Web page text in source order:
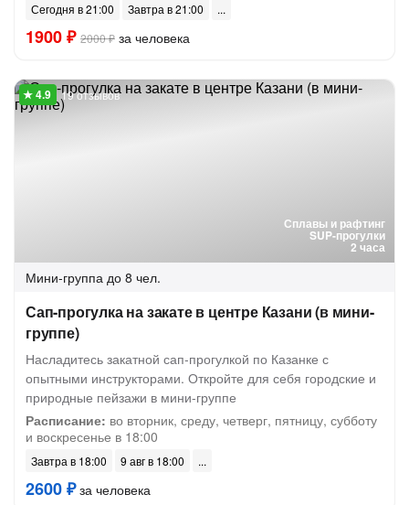
Сегодня в 21:00 Завтра в 21:00
1900 ₽ 2000 ₽ за человека
Сплавы и рафтинг
SUP-прогулки
2 часа
19 отзывов
Мини-группа до 8 чел.
Сап-прогулка на закате в центре Казани (в мини-
группе)
Насладитесь закатной сап-прогулкой по Казанке с
опытными инструкторами. Откройте для себя городские и
природные пейзажи в мини-группе
Расписание: во вторник, среду, четверг, пятницу, субботу
и воскресенье в 18:00
Завтра в 18:00 9 авг в 18:00
2600 ₽за человека